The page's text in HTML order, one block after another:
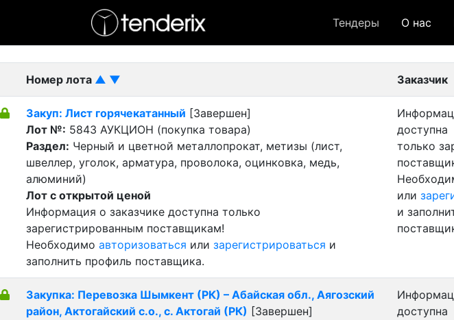
Тендеры О нас
- Завершенный лот
Номер лота ▲ ▼ Заказчик
Закуп: Лист горячекатанный [Завершен]
Лот №: 5843 АУКЦИОН (покупка товара)
Раздел: Черный и цветной металлопрокат, метизы (лист,
швеллер, уголок, арматура, проволока, оцинковка, медь,
алюминий)
Лот с открытой ценой
Информация о заказчике доступна только
зарегистрированным поставщикам!
Необходимо авторизоваться или зарегистрироваться и
заполнить профиль поставщика.
доступна
только
или
и
Закупка: Перевозка Шымкент (РК) – Абайская обл., Аягозский
район, Актогайский с.о., с. Актогай (РК) [Завершен]
доступна